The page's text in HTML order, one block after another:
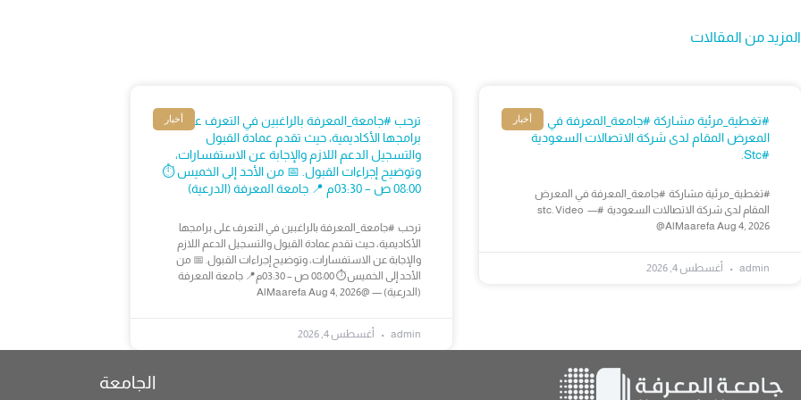
المزيد من المقالات
أخبار
#تغطية_مرئية مشاركة #جامعة_المعرفة في
المعرض المقام لدى شركة الاتصالات السعودية
#stc.
#تغطية_مرئية مشاركة #جامعة_المعرفة في المعرض
المقام لدى شركة الاتصالات السعودية #stc. Video —
@AlMaarefa Aug 4, 2026
admin أغسطس 4, 2026
أخبار ترحب #جامعة_المعرفة بالراغبين في التعرف على
برامجها الأكاديمية، حيث تقدم عمادة القبول
والتسجيل الدعم اللازم والإجابة عن الاستفسارات،
وتوضيح إجراءات القبول. 📅 من الأحد إلى الخميس ⏱️
08:00 ص – 03:30م 📍 جامعة المعرفة (الدرعية)
ترحب #جامعة_المعرفة بالراغبين في التعرف على برامجها
الأكاديمية، حيث تقدم عمادة القبول والتسجيل الدعم اللازم
والإجابة عن الاستفسارات، وتوضيح إجراءات القبول. 📅 من
الأحد إلى الخميس⏱️ 08:00 ص – 03:30م📍 جامعة المعرفة
(الدرعية) — @AlMaarefa Aug 4, 2026
admin أغسطس 4, 2026
الجامعة